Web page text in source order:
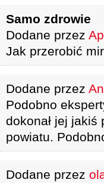
Samo zdrowie
Dodane przez
Jak przerobić
Dodane przez
Podobno
dokonał jej
powiatu.
Dodane przez